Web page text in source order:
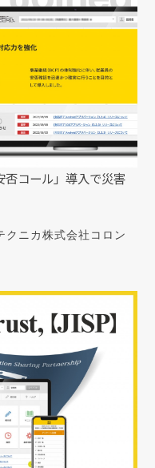
否コール」導入で災害
クニカ株式会社コロン